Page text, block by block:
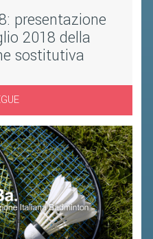
presentazione
2018 della
sostitutiva
TOUR
PICKLEBALL
2026